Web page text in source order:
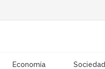
Economía Sociedad